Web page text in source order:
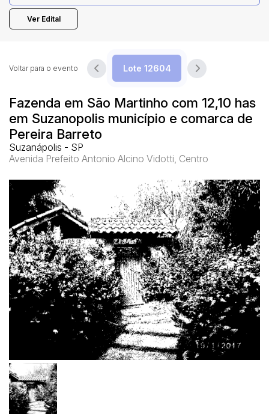
Ver Edital
Fazenda em São Martinho com 12,10 has
em Suzanopolis município e comarca de
Pereira Barreto
Suzanápolis - SP
Avenida Prefeito Antonio Alcino Vidotti, Centro
Voltar para o evento